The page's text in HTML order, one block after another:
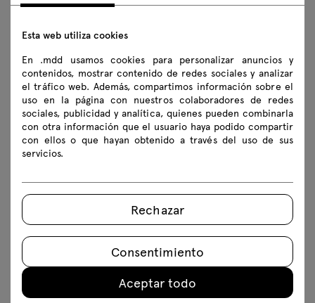
Especificación técnica
Acabados
Ecología
Descargas
Descargar
Lookbook Fotos Normas de seguridad
Descarga los modelos 3D de todos los símbolos de la colección
2D dwg 3D dwg 3D 3ds
fbx
Esta web utiliza cookies
En .mdd usamos cookies para personalizar anuncios y
contenidos, mostrar contenido de redes sociales y analizar
el tráfico web. Además, compartimos información sobre el
uso en la página con nuestros colaboradores de redes
sociales, publicidad y analítica, quienes pueden combinarla
con otra información que el usuario haya podido compartir
con ellos o que hayan obtenido a través del uso de sus
servicios.
Rechazar
Consentimiento
Aceptar todo